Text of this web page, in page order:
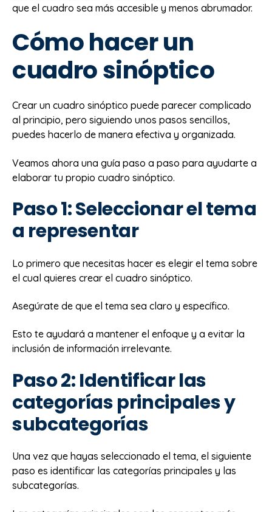
que el cuadro sea más accesible y menos abrumador.
Cómo hacer un
cuadro sinóptico
Crear un cuadro sinóptico puede parecer complicado
al principio, pero siguiendo unos pasos sencillos,
puedes hacerlo de manera efectiva y organizada.
Veamos ahora una guía paso a paso para ayudarte a
elaborar tu propio cuadro sinóptico.
Paso 1: Seleccionar el tema
a representar
Lo primero que necesitas hacer es elegir el tema sobre
el cual quieres crear el cuadro sinóptico.
Asegúrate de que el tema sea claro y específico.
Esto te ayudará a mantener el enfoque y a evitar la
inclusión de información irrelevante.
Paso 2: Identificar las
categorías principales y
subcategorías
Una vez que hayas seleccionado el tema, el siguiente
paso es identificar las categorías principales y las
subcategorías.